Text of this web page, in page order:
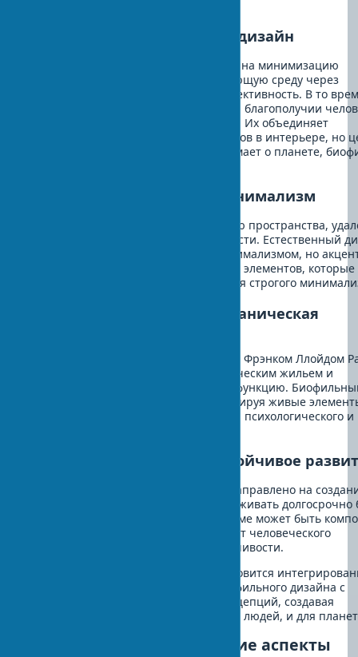
Биофильный дизайн и экодизайн
Экодизайн интерьера ориентирован на минимизацию
негативного воздействия на окружающую среду через
устойчивые материалы и энергоэффективность. В то
биофильный дизайн фокусируется на благополучии
через связь с природой в интерьере. Их объединяет
использование природных материалов в интерьере, но
акценты различаются: экодизайн думает о планете,
Биофильный дизайн и минимализм
Минимализм стремится к упрощению пространства,
лишнего и фокусу на функциональности. Естественный
помещений может сочетаться с минимализмом, но
внимание на добавлении природных элементов, которые
казаться "излишними" с точки зрения строгого
Биофильный дизайн и органическая
Органическая архитектура, развитая Фрэнком Ллойдом
стремится к гармонии между человеческим жильем и
окружающим миром через форму и функцию.
дизайн идет дальше, активно интегрируя живые
дизайне и их имитации для усиления психологического и
Биофильный дизайн и устойчивое
Устойчивое развитие в интерьере направлено на
пространств, которые можно поддерживать долгосрочно
ущерба для ресурсов. Биофилия в доме может быть
устойчивого подхода, добавляя аспект человеческого
благополучия к экологической устойчивости.
Оптимальным решением часто становится
подход, сочетающий принципы биофильного дизайна с
элементами других экологичных концепций, создавая
пространства, которые хороши и для людей, и для
Стоимость и практические аспекты